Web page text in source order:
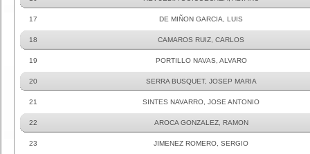
17 DE MIÑON GARCIA, LUIS
18 CAMAROS RUIZ, CARLOS
19 PORTILLO NAVAS, ALVARO
20 SERRA BUSQUET, JOSEP MARIA
21 SINTES NAVARRO, JOSE ANTONIO
22 AROCA GONZALEZ, RAMON
23 JIMENEZ ROMERO, SERGIO